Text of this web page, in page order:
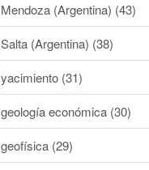
Mendoza (Argentina) (43)
Salta (Argentina) (38)
yacimiento (31)
geología económica (30)
geofísica (29)